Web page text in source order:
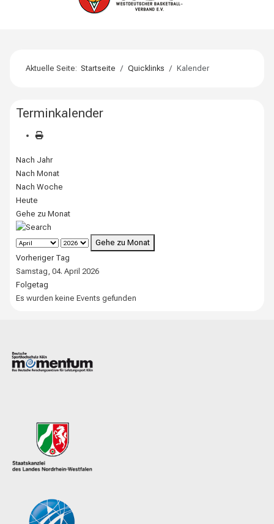
Aktuelle Seite:Startseite Quicklinks Kalender
Terminkalender
Nach Jahr
Nach Monat
Nach Woche
Heute
Gehe zu Monat
Gehe zu Monat
Vorheriger Tag
Samstag, 04. April 2026
Folgetag
Es wurden keine Events gefunden